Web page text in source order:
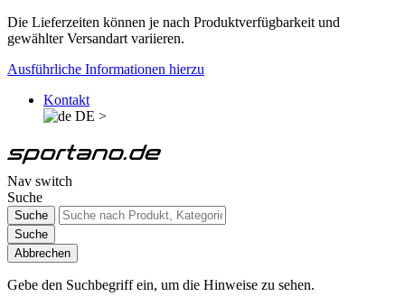
Die Lieferzeiten können je nach Produktverfügbarkeit und
gewählter Versandart variieren.
Ausführliche Informationen hierzu
Kontakt
DE >
Nav switch
Suche
Suche
Suche
Abbrechen
Gebe den Suchbegriff ein, um die Hinweise zu sehen.